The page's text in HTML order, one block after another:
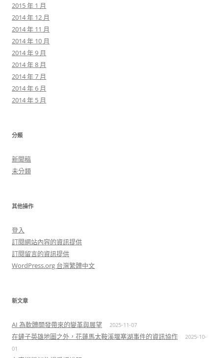
2015 年 1 月
2014 年 12 月
2014 年 11 月
2014 年 10 月
2014 年 9 月
2014 年 8 月
2014 年 7 月
2014 年 6 月
2014 年 5 月
分類
新聞稿
未分類
其他操作
登入
訂閱網站內容的資訊提供
訂閱留言的資訊提供
WordPress.org 台灣繁體中文
新文章
AI 為軟體開發帶來的變革與展望 2025-11-07
在鏟子英雄地圖之外，花蓮馬太鞍溪堰塞湖事件的資訊協作
2025-10-
01